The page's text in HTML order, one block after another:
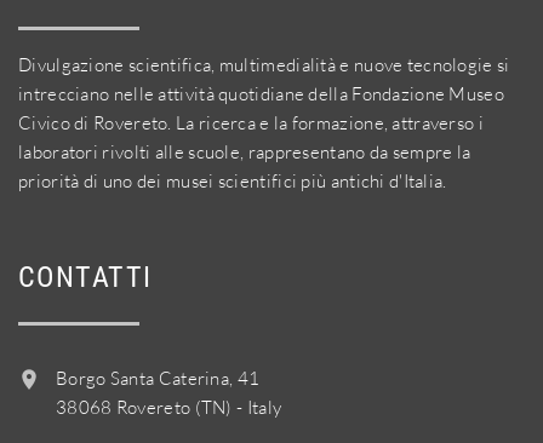
Divulgazione scientifica, multimedialità e nuove tecnologie si
intrecciano nelle attività quotidiane della Fondazione Museo
Civico di Rovereto. La ricerca e la formazione, attraverso i
laboratori rivolti alle scuole, rappresentano da sempre la
priorità di uno dei musei scientifici più antichi d'Italia.
CONTATTI
Borgo Santa Caterina, 41
38068 Rovereto (TN) - Italy